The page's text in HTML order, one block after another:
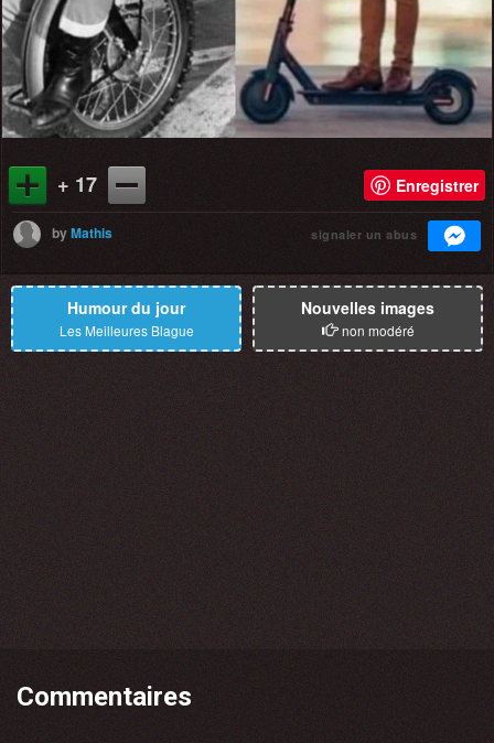
+ 17 Enregistrer
byMathis signaler un abus
Humour du jour
Les Meilleures Blague
Nouvelles images
non modéré
Commentaires